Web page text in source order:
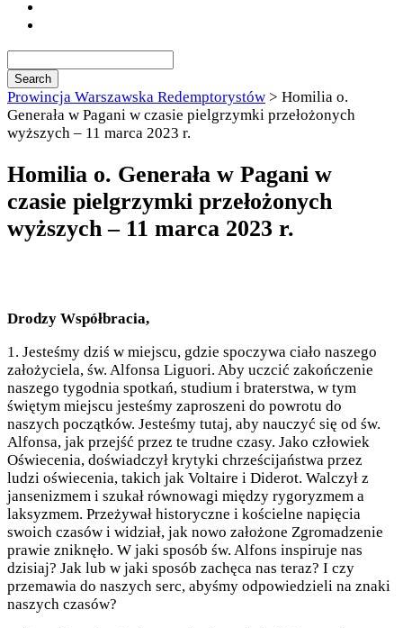
Prowincja Warszawska Redemptorystów > Homilia o.
Generała w Pagani w czasie pielgrzymki przełożonych
wyższych – 11 marca 2023 r.
Homilia o. Generała w Pagani w
czasie pielgrzymki przełożonych
wyższych – 11 marca 2023 r.
Drodzy Współbracia,
1. Jesteśmy dziś w miejscu, gdzie spoczywa ciało naszego
założyciela, św. Alfonsa Liguori. Aby uczcić zakończenie
naszego tygodnia spotkań, studium i braterstwa, w tym
świętym miejscu jesteśmy zaproszeni do powrotu do
naszych początków. Jesteśmy tutaj, aby nauczyć się od św.
Alfonsa, jak przejść przez te trudne czasy. Jako człowiek
Oświecenia, doświadczył krytyki chrześcijaństwa przez
ludzi oświecenia, takich jak Voltaire i Diderot. Walczył z
jansenizmem i szukał równowagi między rygoryzmem a
laksyzmem. Przeżywał historyczne i kościelne napięcia
swoich czasów i widział, jak nowo założone Zgromadzenie
prawie zniknęło. W jaki sposób św. Alfons inspiruje nas
dzisiaj? Jak lub w jaki sposób zachęca nas teraz? I czy
przemawia do naszych serc, abyśmy odpowiedzieli na znaki
naszych czasów?